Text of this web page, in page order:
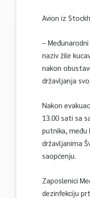
Avion iz
–
naziv žile
nakon
državljanja
Nakon
13.00 sati sa
putnika, među
državljanima
saopćenju.
Zaposlenici
dezinfekciju